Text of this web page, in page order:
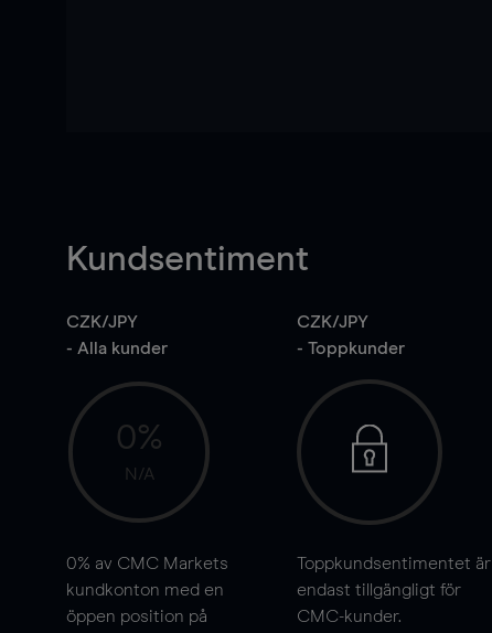
Kundsentiment
CZK/JPY
- Alla kunder
0%
N/A
0% av CMC Markets
kundkonton med en
öppen position på
CZK/JPY
- Toppkunder
Toppkundsentimentet är
endast tillgängligt för
CMC-kunder.